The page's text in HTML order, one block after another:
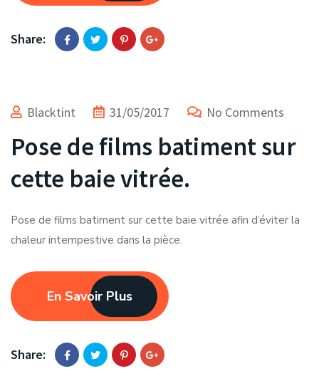
Share:
Blacktint 31/05/2017 No Comments
Pose de films batiment sur
cette baie vitrée.
Pose de films batiment sur cette baie vitrée afin d’éviter la
chaleur intempestive dans la pièce.
En Savoir Plus
Share: